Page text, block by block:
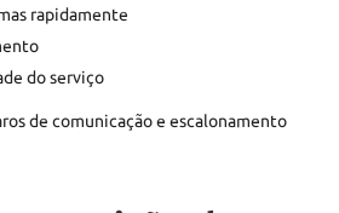
rapidamente
do serviço
de comunicação e escalonamento